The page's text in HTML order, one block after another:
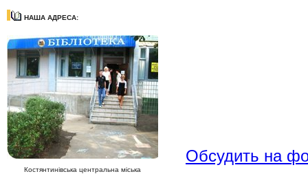
НАША АДРЕСА:
Костянтинівська центральна міська
Обсудить на